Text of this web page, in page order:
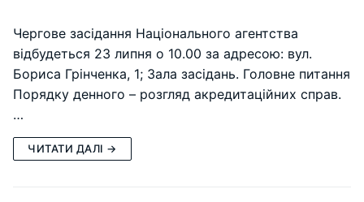
Чергове засідання Національного агентства
відбудеться 23 липня о 10.00 за адресою: вул.
Бориса Грінченка, 1; Зала засідань. Головне питання
Порядку денного – розгляд акредитаційних справ.
…
ЧИТАТИ ДАЛІ →